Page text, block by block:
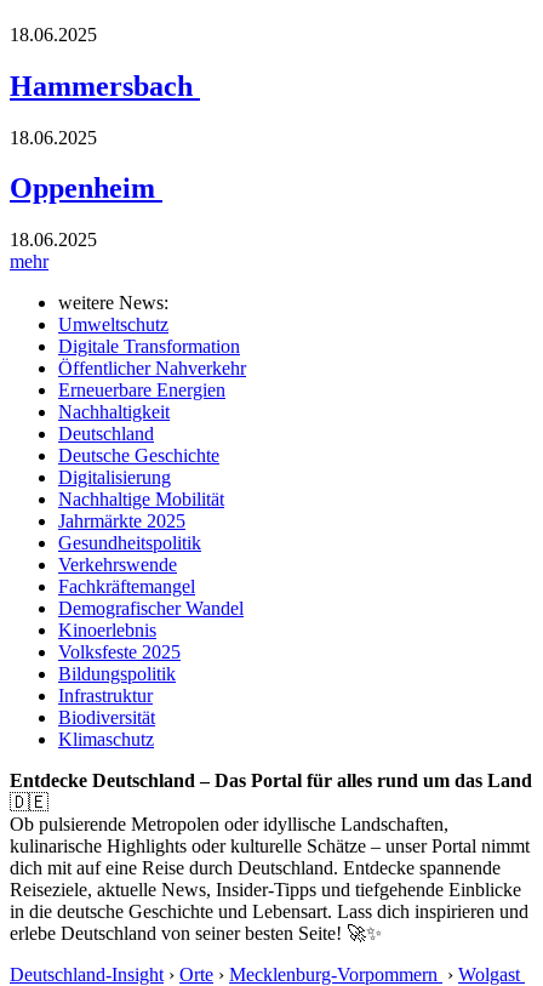
18.06.2025
Hammersbach
18.06.2025
Oppenheim
18.06.2025
mehr
weitere News:
Umweltschutz
Digitale Transformation
Öffentlicher Nahverkehr
Erneuerbare Energien
Nachhaltigkeit
Deutschland
Deutsche Geschichte
Digitalisierung
Nachhaltige Mobilität
Jahrmärkte 2025
Gesundheitspolitik
Verkehrswende
Fachkräftemangel
Demografischer Wandel
Kinoerlebnis
Volksfeste 2025
Bildungspolitik
Infrastruktur
Biodiversität
Klimaschutz
Entdecke Deutschland – Das Portal für alles rund um das Land
🇩🇪
Ob pulsierende Metropolen oder idyllische Landschaften,
kulinarische Highlights oder kulturelle Schätze – unser Portal nimmt
dich mit auf eine Reise durch Deutschland. Entdecke spannende
Reiseziele, aktuelle News, Insider-Tipps und tiefgehende Einblicke
in die deutsche Geschichte und Lebensart. Lass dich inspirieren und
erlebe Deutschland von seiner besten Seite! 🚀✨
Deutschland-Insight › Orte › Mecklenburg-Vorpommern › Wolgast